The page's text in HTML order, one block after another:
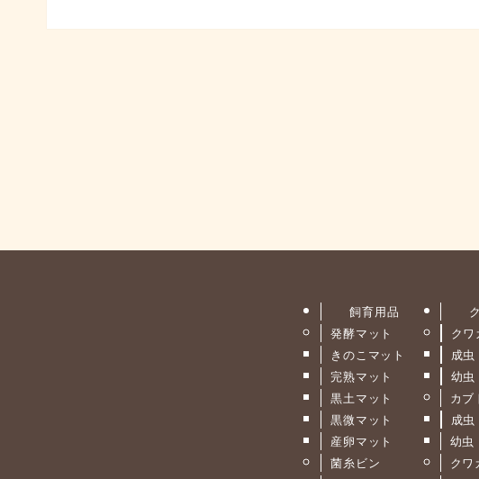
飼育用品
発酵マット
きのこマット
完熟マット
黒土マット
黒微マット
産卵マット
菌糸ビン
クワ
成虫
幼虫
カブ
成虫
幼虫
クワ